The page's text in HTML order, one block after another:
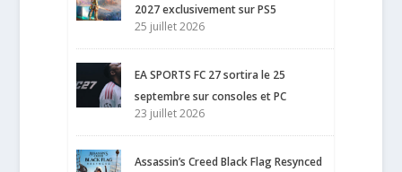
2027 exclusivement sur PS5
25 juillet 2026
EA SPORTS FC 27 sortira le 25
septembre sur consoles et PC
23 juillet 2026
Assassin’s Creed Black Flag Resynced